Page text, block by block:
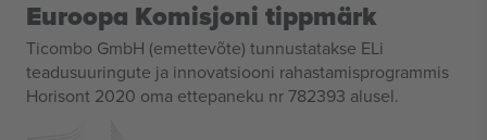
Euroopa Komisjoni tippmärk
Ticombo GmbH (emettevõte) tunnustatakse ELi
teadusuuringute ja innovatsiooni rahastamisprogrammis
Horisont 2020 oma ettepaneku nr 782393 alusel.